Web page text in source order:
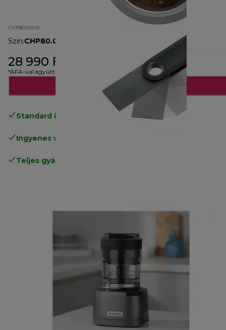
CHP80.000SI
Szín:CHP80.000SI
28 990 Ft
*ÁFA-val együtt
Hozzáadás a kosárhoz
Standard ingyenes kiszállítás 17500 Ft
Ingyenes visszaküldés
Teljes gyártói garancia